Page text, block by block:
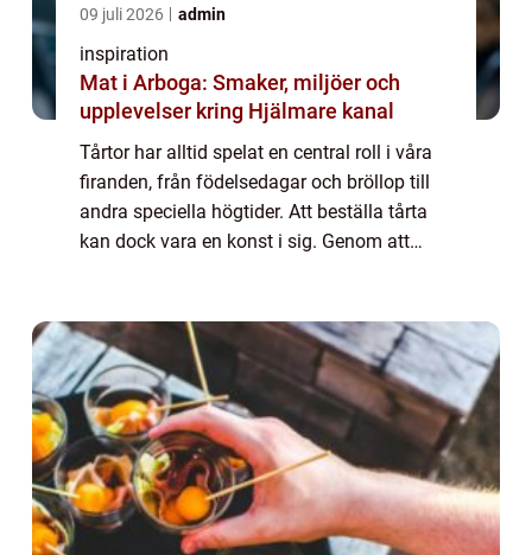
09 juli 2026 admin
inspiration
Mat i Arboga: Smaker, miljöer och
upplevelser kring Hjälmare kanal
Tårtor har alltid spelat en central roll i våra
firanden, från födelsedagar och bröllop till
andra speciella högtider. Att beställa tårta
kan dock vara en konst i sig. Genom att